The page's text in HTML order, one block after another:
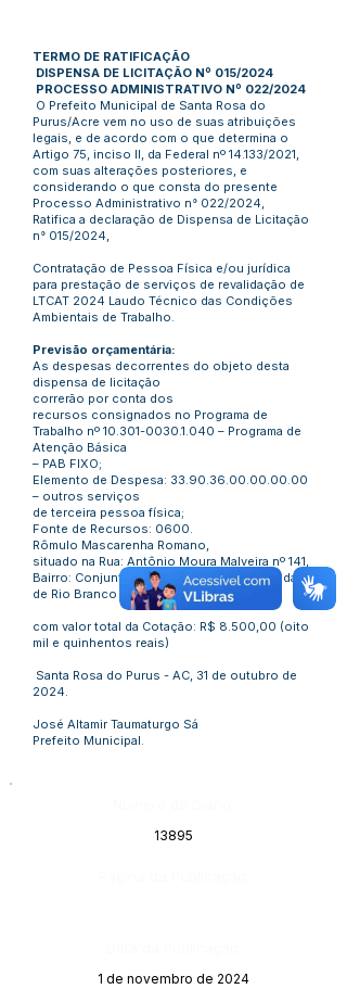
TERMO DE RATIFICAÇÃO
DISPENSA DE LICITAÇÃO Nº 015/2024
PROCESSO ADMINISTRATIVO Nº 022/2024
O Prefeito Municipal de Santa Rosa do
Purus/Acre vem no uso de suas atribuições
legais, e de acordo com o que determina o
Artigo 75, inciso II, da Federal nº 14.133/2021,
com suas alterações posteriores, e
considerando o que consta do presente
Processo Administrativo n° 022/2024,
Ratifica a declaração de Dispensa de Licitação
n° 015/2024,
Contratação de Pessoa Física e/ou jurídica
para prestação de serviços de revalidação de
LTCAT 2024 Laudo Técnico das Condições
Ambientais de Trabalho.
Previsão orçamentária:
As despesas decorrentes do objeto desta
dispensa de licitação
correrão por conta dos
recursos consignados no Programa de
Trabalho nº 10.301-0030.1.040 – Programa de
Atenção Básica
– PAB FIXO;
Elemento de Despesa: 33.90.36.00.00.00.00
– outros serviços
de terceira pessoa física;
Fonte de Recursos: 0600.
Rômulo Mascarenha Romano,
situado na Rua: Antônio Moura Malveira nº 141,
Bairro: Conjunto Guiomard Santos, – na cidade
de Rio Branco – AC,
com valor total da Cotação: R$ 8.500,00 (oito
mil e quinhentos reais)
Santa Rosa do Purus - AC, 31 de outubro de
2024.
José Altamir Taumaturgo Sá
Prefeito Municipal.
13895
1 de novembro de 2024